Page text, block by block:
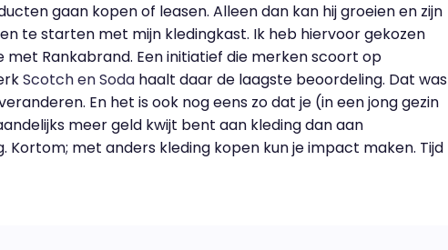
gaan kopen of leasen. Alleen dan kan hij groeien en zijn
te starten met mijn kledingkast. Ik heb hiervoor gekozen
Rankabrand. Een initiatief die merken scoort op
Scotch en Soda haalt daar de laagste beoordeling. Dat was
En het is ook nog eens zo dat je (in een jong gezin
meer geld kwijt bent aan kleding dan aan
Kortom; met anders kleding kopen kun je impact maken. Tijd